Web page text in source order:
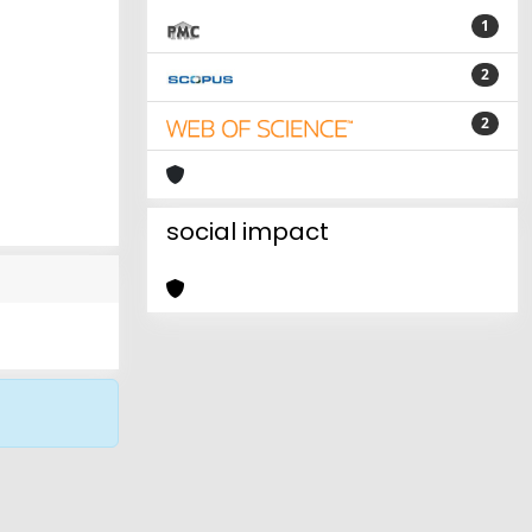
1
2
2
social impact